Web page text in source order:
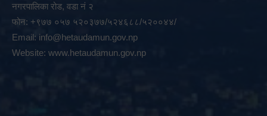
नगरपालिका रोड, वडा नं २
फोन: +९७७ ०५७ ५२०३७७/५२४६८८/५२००४४/
Email: info@hetaudamun.gov.np
Website: www.hetaudamun.gov.np